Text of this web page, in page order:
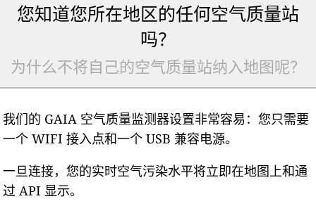
您知道您所在地区的任何空气质量站
吗？
为什么不将自己的空气质量站纳入地图呢？
我们的 GAIA 空气质量监测器设置非常容易：您只需要
一个 WIFI 接入点和一个 USB 兼容电源。
一旦连接，您的实时空气污染水平将立即在地图上和通
过 API 显示。